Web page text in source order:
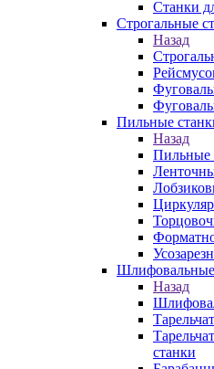
Станки
Строгальные
Назад
Пильные
Назад
Пильные
Шлифовальные
Назад
станки